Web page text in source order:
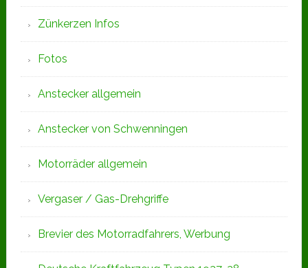
Zünkerzen Infos
Fotos
Anstecker allgemein
Anstecker von Schwenningen
Motorräder allgemein
Vergaser / Gas-Drehgriffe
Brevier des Motorradfahrers, Werbung